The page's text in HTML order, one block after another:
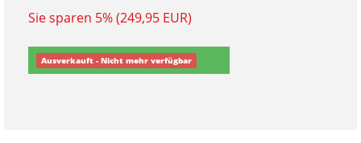
Sie sparen 5% (249,95 EUR)
Ausverkauft - Nicht mehr verfügbar